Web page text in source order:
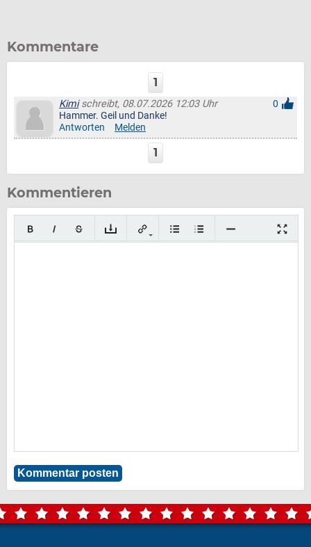
Kommentare
1
Kimischreibt, 08.07.2026 12:03 Uhr
0
Hammer. Geil und Danke!
Antworten
Melden
1
Kommentieren